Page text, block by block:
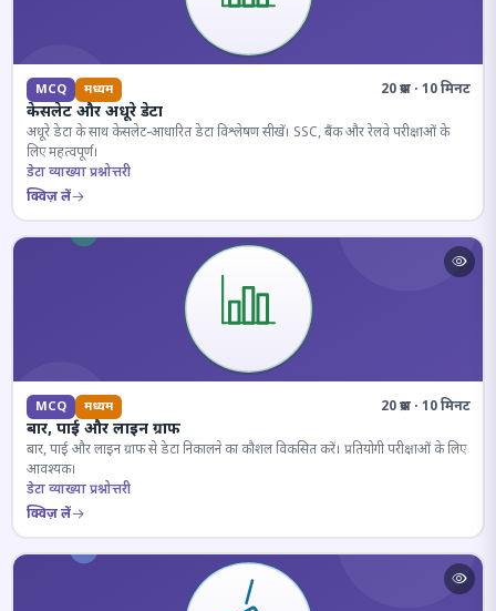
MCQ मध्यम 20 प्रश्न · 10 मिनट
केसलेट और अधूरे डेटा
अधूरे डेटा के साथ केसलेट-आधारित डेटा विश्लेषण सीखें। SSC, बैंक और रेलवे परीक्षाओं के
लिए महत्वपूर्ण।
डेटा व्याख्या प्रश्नोत्तरी
क्विज़ लें
MCQ मध्यम 20 प्रश्न · 10 मिनट
बार, पाई और लाइन ग्राफ
बार, पाई और लाइन ग्राफ से डेटा निकालने का कौशल विकसित करें। प्रतियोगी परीक्षाओं के लिए
आवश्यक।
डेटा व्याख्या प्रश्नोत्तरी
क्विज़ लें